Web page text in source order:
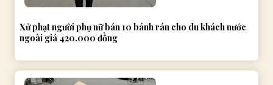
Xử phạt người phụ nữ bán 10 bánh rán cho du khách nước
ngoài giá 420.000 đồng